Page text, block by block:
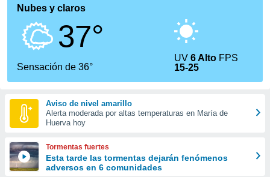
por
que se
calidad.
a este
las
y
forma
digital
basada
Nubes y claros
37°
Sensación de 36°
UV6 Alto FPS
15-25
Aviso de nivel amarillo
Alerta moderada por altas temperaturas en María de
Huerva hoy
Tormentas fuertes
Esta tarde las tormentas dejarán fenómenos
adversos en 6 comunidades